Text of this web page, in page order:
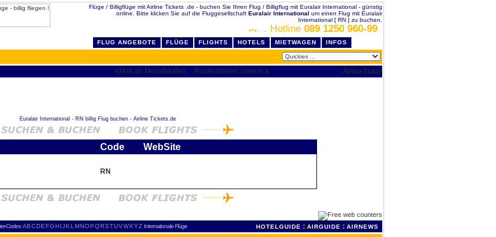
Flüge / Billigflüge mit Airline Tickets .de - buchen Sie Ihren Flug / Billigflug mit Euralair International - günstig
online. Bitte klicken Sie auf die Fluggesellschaft Euralair International um einen Flug mit Euralair
International [ RN ] zu buchen.
Hotline 089 1250 960-99
FLUG ANGEBOTE FLÜGE FLIGHTS HOTELS MIETWAGEN INFOS
Euralair International - RN billig Flug buchen - Airline Tickets.de
Code WebSite
RN
Codes ABCDEFGH IJKL MNOPQRSTUVWXYZ Internationale Flüge HOTELGUIDE : AIRGUIDE : AIRNEWS